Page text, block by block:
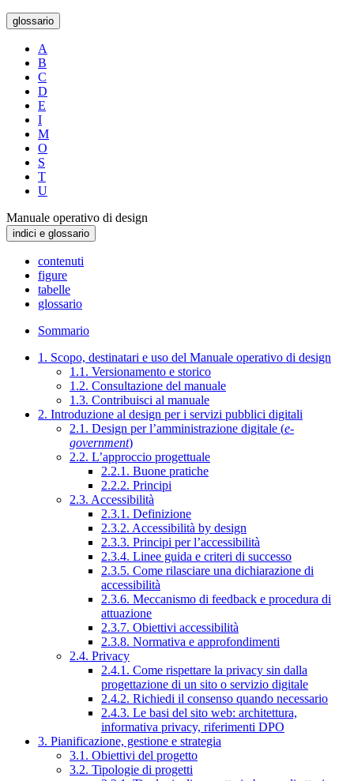
glossario
A
B
C
D
E
I
M
O
S
T
U
Manuale operativo di design
indici e glossario
contenuti
figure
tabelle
glossario
Sommario
1. Scopo, destinatari e uso del Manuale operativo di design
1.1. Versionamento e storico
1.2. Consultazione del manuale
1.3. Contribuisci al manuale
2. Introduzione al design per i servizi pubblici digitali
2.1. Design per l’amministrazione digitale (e-
government)
2.2. L’approccio progettuale
2.2.1. Buone pratiche
2.2.2. Principi
2.3. Accessibilità
2.3.1. Definizione
2.3.2. Accessibilità by design
2.3.3. Principi per l’accessibilità
2.3.4. Linee guida e criteri di successo
2.3.5. Come rilasciare una dichiarazione di
accessibilità
2.3.6. Meccanismo di feedback e procedura di
attuazione
2.3.7. Obiettivi accessibilità
2.3.8. Normativa e approfondimenti
2.4. Privacy
2.4.1. Come rispettare la privacy sin dalla
progettazione di un sito o servizio digitale
2.4.2. Richiedi il consenso quando necessario
2.4.3. Le basi del sito web: architettura,
informativa privacy, riferimenti DPO
3. Pianificazione, gestione e strategia
3.1. Obiettivi del progetto
3.2. Tipologie di progetti